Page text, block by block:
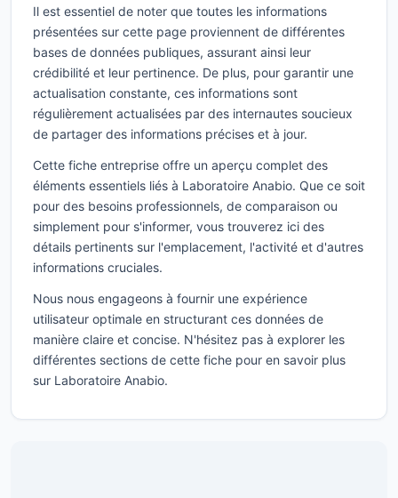
Il est essentiel de noter que toutes les informations
présentées sur cette page proviennent de différentes
bases de données publiques, assurant ainsi leur
crédibilité et leur pertinence. De plus, pour garantir une
actualisation constante, ces informations sont
régulièrement actualisées par des internautes soucieux
de partager des informations précises et à jour.
Cette fiche entreprise offre un aperçu complet des
éléments essentiels liés à Laboratoire Anabio. Que ce soit
pour des besoins professionnels, de comparaison ou
simplement pour s'informer, vous trouverez ici des
détails pertinents sur l'emplacement, l'activité et d'autres
informations cruciales.
Nous nous engageons à fournir une expérience
utilisateur optimale en structurant ces données de
manière claire et concise. N'hésitez pas à explorer les
différentes sections de cette fiche pour en savoir plus
sur Laboratoire Anabio.